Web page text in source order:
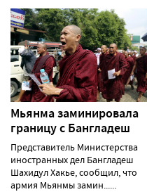
Мьянма заминировала
границу с Бангладеш
Представитель Министерства
иностранных дел Бангладеш
Шахидул Хакье, сообщил, что
армия Мьянмы замин......